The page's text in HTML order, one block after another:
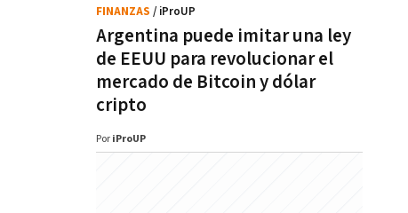
Argentina puede imitar una ley
de EEUU para revolucionar el
mercado de Bitcoin y dólar
cripto
FINANZAS / iProUP
Por iProUP